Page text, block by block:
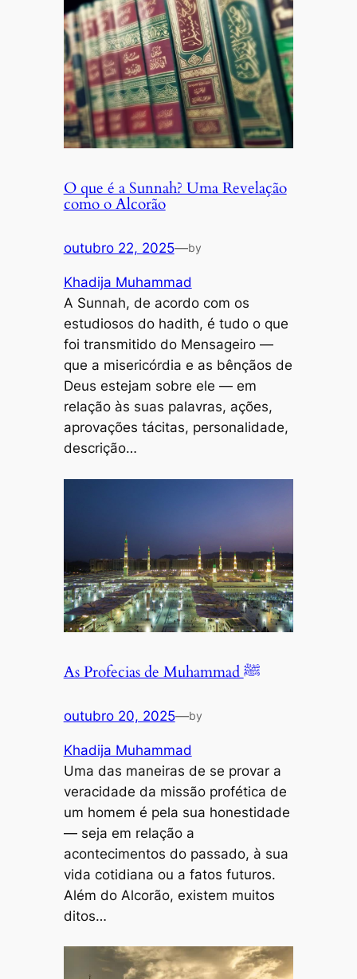
O que é a Sunnah? Uma Revelação
como o Alcorão
outubro 22, 2025—by
Khadija Muhammad
A Sunnah, de acordo com os
estudiosos do hadith, é tudo o que
foi transmitido do Mensageiro —
que a misericórdia e as bênçãos de
Deus estejam sobre ele — em
relação às suas palavras, ações,
aprovações tácitas, personalidade,
descrição…
As Profecias de Muhammad ﷺ
outubro 20, 2025—by
Khadija Muhammad
Uma das maneiras de se provar a
veracidade da missão profética de
um homem é pela sua honestidade
— seja em relação a
acontecimentos do passado, à sua
vida cotidiana ou a fatos futuros.
Além do Alcorão, existem muitos
ditos…